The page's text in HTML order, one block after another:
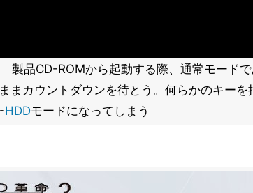
製品CD-ROMから起動する際、通常モードで
まカウントダウンを待とう。何らかのキーを
HDDモードになってしまう